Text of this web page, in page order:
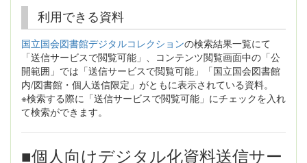
利用できる資料
国立国会図書館デジタルコレクションの検索結果一覧にて
「送信サービスで閲覧可能」、コンテンツ閲覧画面中の「公
開範囲」では「送信サービスで閲覧可能」「国立国会図書館
内/図書館・個人送信限定」がともに表示されている資料。
※検索する際に「送信サービスで閲覧可能」にチェックを入れ
て検索ができます。
■個人向けデジタル化資料送信サー